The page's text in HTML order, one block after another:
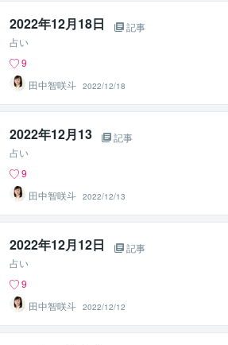
2022年12月18日
記事
占い
9
田中智咲斗 2022/12/18
2022年12月13
記事
占い
9
田中智咲斗 2022/12/13
2022年12月12日
記事
占い
9
田中智咲斗 2022/12/12